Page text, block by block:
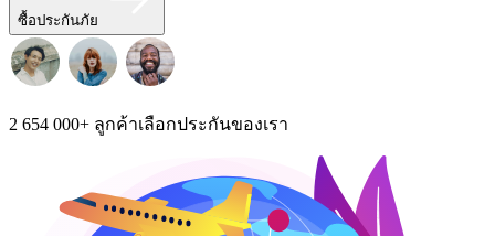
ซื้อประกันภัย
2 654 000+ ลูกค้าเลือกประกันของเรา